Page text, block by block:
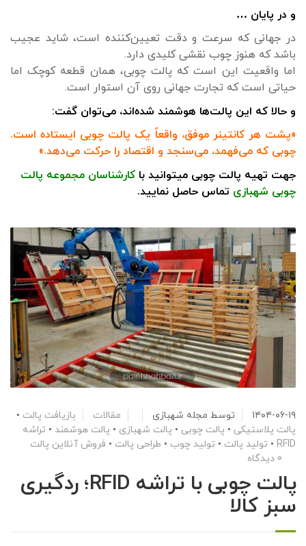
و در پایان …
در جهانی که سرعت و دقت تعیین‌کننده است، شاید عجیب
باشد که هنوز چوب نقشی کلیدی دارد.
اما واقعیت این است که پالت چوبی، همان قطعه کوچک اما
حیاتی است که تجارت جهانی روی آن استوار است.
و حالا که این پالت‌ها هوشمند شده‌اند، می‌توان گفت:
«پشت هر کانتینر موفق، واقعاً یک پالت چوبی ایستاده است.
چوبی که می‌فهمد، می‌سنجد و اقتصاد را حرکت می‌دهد.»
جهت تهیه پالت چوبی میتوانید با کارشناسان مجموعه پالت
چوبی شهبازی تماس حاصل نمایید.
۱۴۰۴-۰۶-۱۹ توسط مجله شهبازی مقالات بازیافت پالت •
پالت پلاستیکی • پالت چوبی • پالت شهبازی • پالت هوشمند • تراشه
RFID
• تولید پالت • تولید چوب • طراحی پالت • فروش آنلاین پالت
0 دیدگاه
پالت چوبی با تراشه RFID؛ ردگیری
سبز کالا